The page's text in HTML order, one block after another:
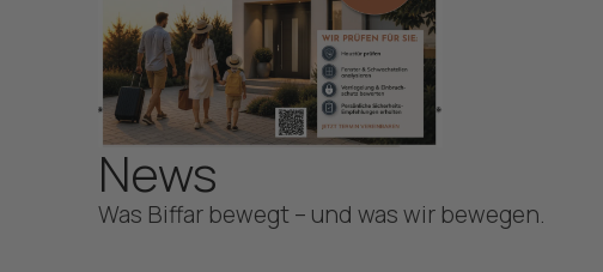
News
Was Biffar bewegt – und was wir bewegen.